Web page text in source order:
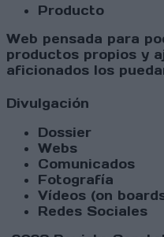
Producto
Web pensada para
productos propios y
aficionados los
Divulgación
Dossier
Webs
Comunicados
Fotografía
Vídeos (on
Redes Sociales